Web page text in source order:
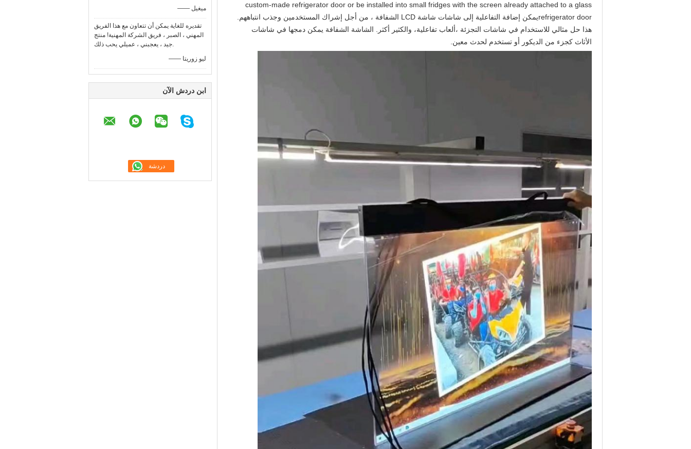
—— ميغيل
تقديره للغاية يمكن أن تتعاون مع هذا الفريق
المهني ، الصبر ، فريق الشركة المهنية! منتج
جيد ، يعجبني ، عميلي يحب ذلك.
—— ليو زوريتا
ابن دردش الآن
custom-made refrigerator door or be installed into small fridges with the screen already attached to a glass
refrigerator doorيمكن إضافة التفاعلية إلى شاشات شاشة LCD الشفافة ، من أجل إشراك المستخدمين وجذب انتباههم.
هذا حل مثالي للاستخدام في شاشات التجزئة ،ألعاب تفاعلية، والكثير أكثر. الشاشة الشفافة يمكن دمجها في شاشات
الأثاث كجزء من الديكور أو تستخدم لحدث معين.